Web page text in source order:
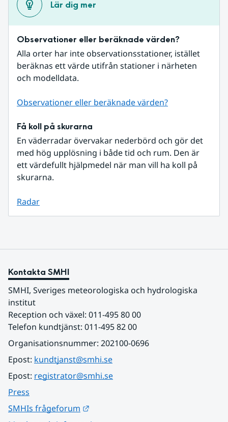
Lär dig mer
Observationer eller beräknade värden?
Alla orter har inte observationsstationer, istället
beräknas ett värde utifrån stationer i närheten
och modelldata.
Observationer eller beräknade värden?
Få koll på skurarna
En väderradar övervakar nederbörd och gör det
med hög upplösning i både tid och rum. Den är
ett värdefullt hjälpmedel när man vill ha koll på
skurarna.
Radar
Kontakta SMHI
SMHI, Sveriges meteorologiska och hydrologiska
institut
Reception och växel: 011-495 80 00
Telefon kundtjänst: 011-495 82 00
Organisationsnummer: 202100-0696
Epost: kundtjanst@smhi.se
Epost: registrator@smhi.se
Press
SMHIs frågeforum